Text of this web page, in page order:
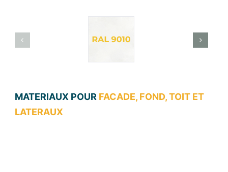
MATERIAUX POUR FACADE, FOND, TOIT ET
LATERAUX